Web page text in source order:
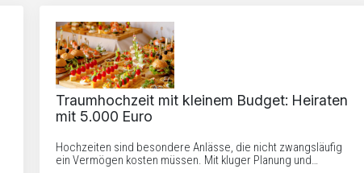
Traumhochzeit mit kleinem Budget: Heiraten
mit 5.000 Euro
Hochzeiten sind besondere Anlässe, die nicht zwangsläufig
ein Vermögen kosten müssen. Mit kluger Planung und…